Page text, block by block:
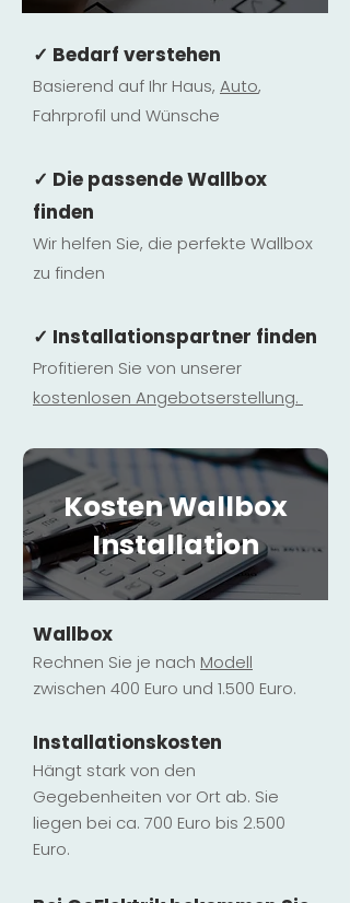
✓ Bedarf verstehen
Basierend auf Ihr Haus, Auto,
Fahrprofil und Wünsche
✓ Die passende Wallbox
finden
Wir helfen Sie, die perfekte Wallbox
zu finden
✓ Installationspartner finden
Profitieren Sie von unserer
kostenlosen Angebotserstellung.
Kosten Wallbox
Installation
Wallbox
Rechnen Sie je nach Modell
zwischen 400 Euro und 1.500 Euro.
Installationskosten
Hängt stark von den
Gegebenheiten vor Ort ab. Sie
liegen bei ca. 700 Euro bis 2.500
Euro.